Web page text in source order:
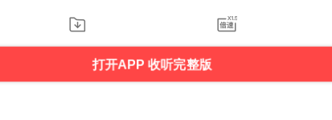
打开APP 收听完整版